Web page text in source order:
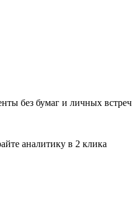
без бумаг и личных встреч
аналитику в 2 клика